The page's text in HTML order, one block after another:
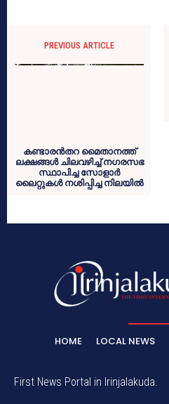
PREVIOUS ARTICLE
കണ്ടാരന്‍തറ മൈതാനത്ത്
ലക്ഷങ്ങള്‍ ചിലവഴിച്ച് നഗരസഭ
സ്ഥാപിച്ച സോളാര്‍
ലൈറ്റുകള്‍ നശിപ്പിച്ച നിലയില്‍
HOME LOCAL NEWS
First News Portal in Irinjalakuda.